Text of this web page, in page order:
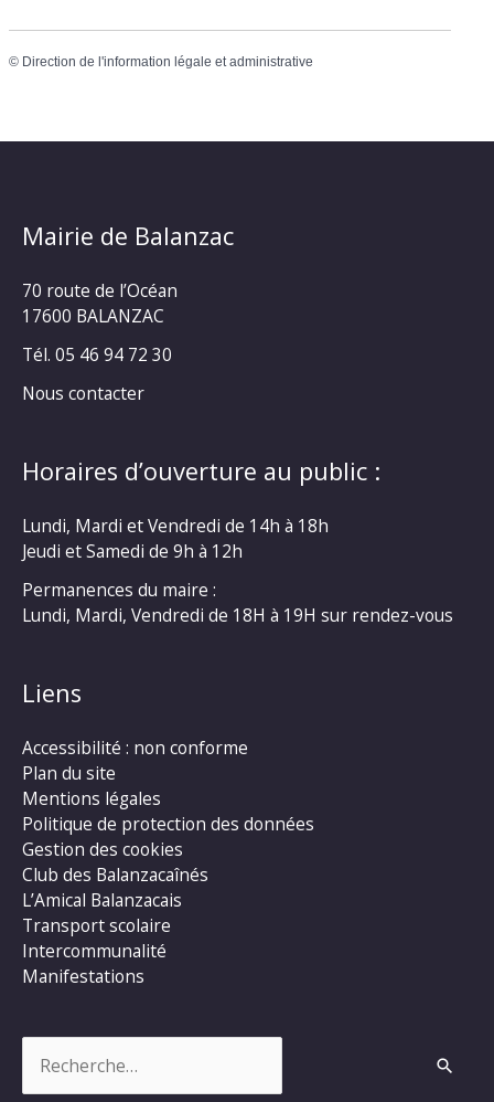
© Direction de l'information légale et administrative
Mairie de Balanzac
70 route de l’Océan
17600 BALANZAC
Tél. 05 46 94 72 30
Nous contacter
Horaires d’ouverture au public :
Lundi, Mardi et Vendredi de 14h à 18h
Jeudi et Samedi de 9h à 12h
Permanences du maire :
Lundi, Mardi, Vendredi de 18H à 19H sur rendez-vous
Liens
Accessibilité : non conforme
Plan du site
Mentions légales
Politique de protection des données
Gestion des cookies
Club des Balanzacaînés
L’Amical Balanzacais
Transport scolaire
Intercommunalité
Manifestations